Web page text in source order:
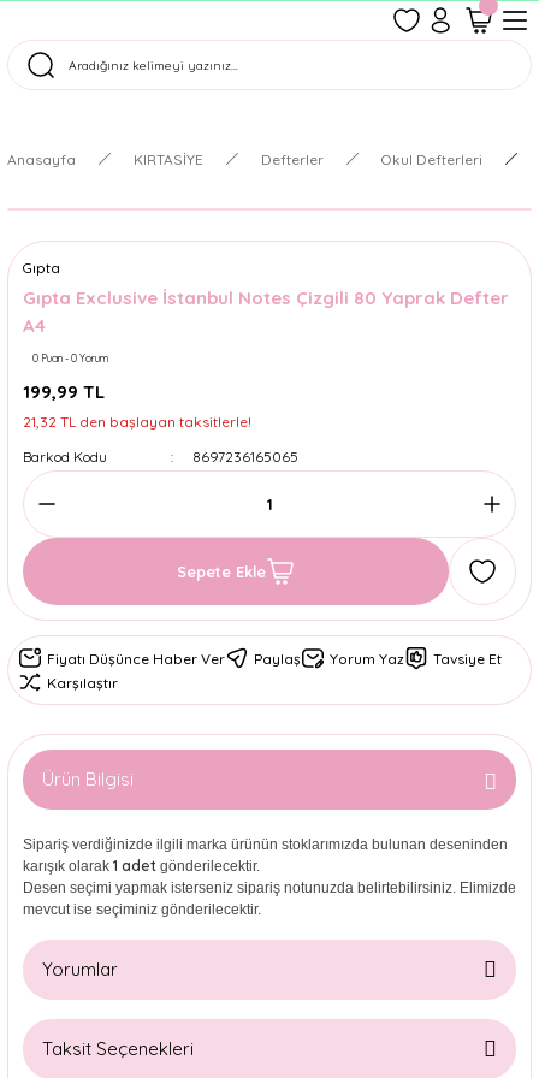
Tüm Siparişler Aynı Gün Kargoda!
Anasayfa KIRTASİYE Defterler Okul Defterleri
Gıpta
Gıpta Exclusive İstanbul Notes Çizgili 80 Yaprak Defter
A4
0 Puan - 0 Yorum
199,99 TL
21,32 TL den başlayan taksitlerle!
Barkod Kodu
8697236165065
Sepete Ekle
Fiyatı Düşünce Haber Ver Paylaş Yorum Yaz
Tavsiye Et
Karşılaştır
Ürün Bilgisi
Sipariş verdiğinizde ilgili marka ürünün stoklarımızda bulunan deseninden
karışık olarak 1 adet gönderilecektir.
Desen seçimi yapmak isterseniz sipariş notunuzda belirtebilirsiniz. Elimizde
mevcut ise seçiminiz gönderilecektir.
Yorumlar
Taksit Seçenekleri